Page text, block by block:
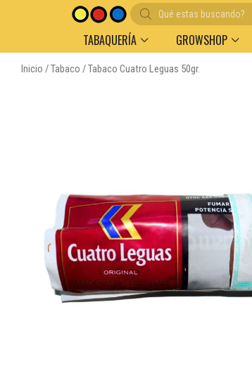
Búsqueda
de
productos
TABAQUERÍA GROWSHOP
Inicio /Tabaco / Tabaco Cuatro Leguas 50gr.